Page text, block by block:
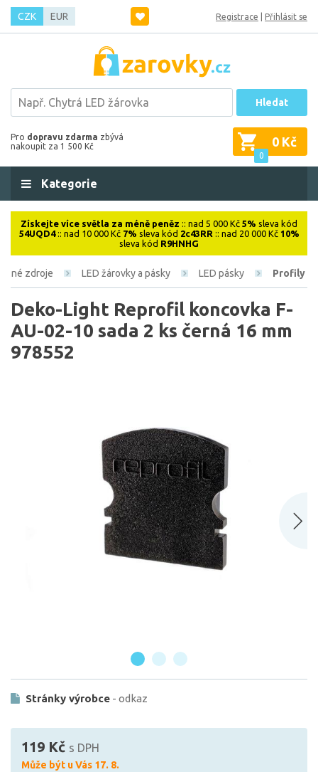
CZK EUR Registrace Přihlásit se
Hledat
Pro dopravu zdarma zbývá
nakoupit za 1 500 Kč
0
0 Kč
Kategorie
Získejte více světla za méně peněz :: nad 5 000 Kč 5% sleva kód
54UQD4:: nad 10 000 Kč 7% sleva kód 2c43RR :: nad 20 000 Kč 10%
sleva kód R9HNHG
zdroje LED žárovky a pásky LED pásky Profily
Deko-Light Reprofil koncovka F-
AU-02-10 sada 2 ks černá 16 mm
978552
Stránky výrobce - odkaz
119 Kč s DPH
Může být u Vás 17. 8.